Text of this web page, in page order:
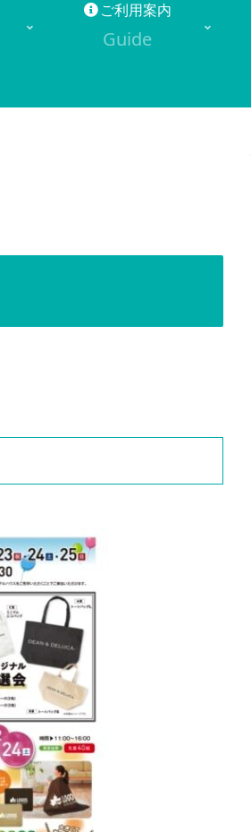
ご利用案内
Guide